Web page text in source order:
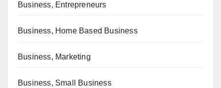
Business, Entrepreneurs
Business, Home Based Business
Business, Marketing
Business, Small Business